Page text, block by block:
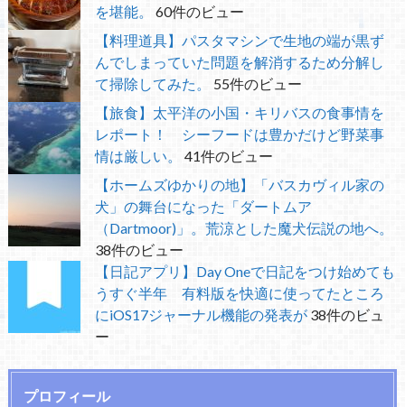
を堪能。
60件のビュー
【料理道具】パスタマシンで生地の端が黒ず
んでしまっていた問題を解消するため分解し
て掃除してみた。
55件のビュー
【旅食】太平洋の小国・キリバスの食事情を
レポート！ シーフードは豊かだけど野菜事
情は厳しい。
41件のビュー
【ホームズゆかりの地】「バスカヴィル家の
犬」の舞台になった「ダートムア
（Dartmoor)」。荒涼とした魔犬伝説の地へ。
38件のビュー
【日記アプリ】Day Oneで日記をつけ始めても
うすぐ半年 有料版を快適に使ってたところ
にiOS17ジャーナル機能の発表が 38件のビュ
ー
プロフィール